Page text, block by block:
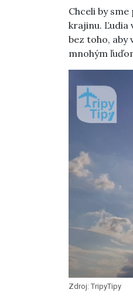
Chceli by
krajinu. Ľudia
bez toho, aby
mnohým
Zdroj: TripyTipy